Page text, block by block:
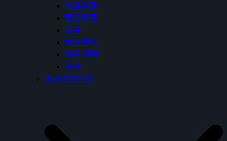
沐浴龍頭
面盆龍頭
掛件
免治便座
鏡子/鏡櫃
其他
澳洲 INSPiRE